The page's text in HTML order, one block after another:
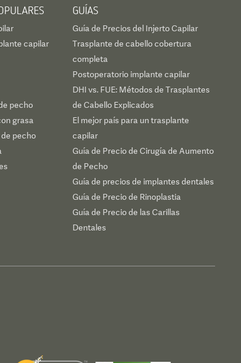
capilar
pecho
grasa
pecho
GUÍAS
Guía de Precios del Injerto Capilar
Trasplante de cabello cobertura
completa
Postoperatorio implante capilar
DHI vs. FUE: Métodos de Trasplantes
de Cabello Explicados
El mejor país para un trasplante
capilar
Guía de Precio de Cirugía de Aumento
de Pecho
Guía de precios de implantes dentales
Guía de Precio de Rinoplastia
Guía de Precio de las Carillas
Dentales